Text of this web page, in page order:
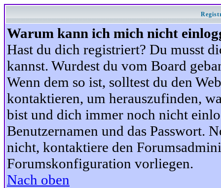
Warum kann ich mich nicht
Hast du dich registriert? Du musst
kannst. Wurdest du vom Board
Wenn dem so ist, solltest du den
kontaktieren, um herauszufinden,
bist und dich immer noch nicht
Benutzernamen und das Passwort.
nicht, kontaktiere den
Forumskonfiguration vorliegen.
Nach oben